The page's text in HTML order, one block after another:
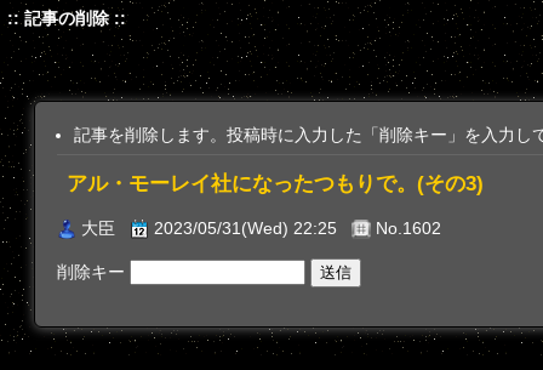
:: 記事の削除 ::
記事を削除します。投稿時に入力した「削除キー」を入力し
アル・モーレイ社になったつもりで。(その3)
大臣 2023/05/31(Wed) 22:25 No.1602
削除キー